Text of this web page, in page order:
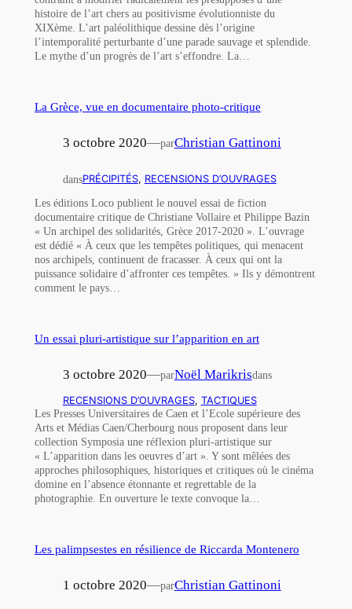
histoire de l’art chers au positivisme évolutionniste du
XIXème. L’art paléolithique dessine dès l’origine
l’intemporalité perturbante d’une parade sauvage et splendide.
Le mythe d’un progrès de l’art s’effondre. La…
La Grèce, vue en documentaire photo-critique
3 octobre 2020—parChristian Gattinoni
dansPRÉCIPITÉS, RECENSIONS D’OUVRAGES
Les éditions Loco publient le nouvel essai de fiction
documentaire critique de Christiane Vollaire et Philippe Bazin
« Un archipel des solidarités, Grèce 2017-2020 ». L’ouvrage
est dédié « À ceux que les tempêtes politiques, qui menacent
nos archipels, continuent de fracasser. À ceux qui ont la
puissance solidaire d’affronter ces tempêtes. » Ils y démontrent
comment le pays…
Un essai pluri-artistique sur l’apparition en art
3 octobre 2020—parNoël Marikrisdans
RECENSIONS D’OUVRAGES, TACTIQUES
Les Presses Universitaires de Caen et l’Ecole supérieure des
Arts et Médias Caen/Cherbourg nous proposent dans leur
collection Symposia une réflexion pluri-artistique sur
« L’apparition dans les oeuvres d’art ». Y sont mêlées des
approches philosophiques, historiques et critiques où le cinéma
domine en l’absence étonnante et regrettable de la
photographie. En ouverture le texte convoque la…
Les palimpsestes en résilience de Riccarda Montenero
1 octobre 2020—parChristian Gattinoni